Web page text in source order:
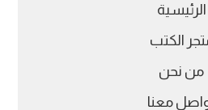
الرئيسية
الكتب
من نحن
معنا